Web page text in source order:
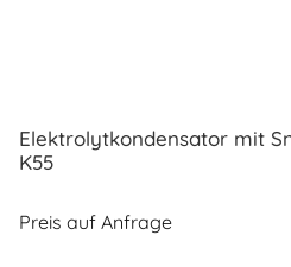
Elektrolytkondensator mit
K55
Preis auf Anfrage